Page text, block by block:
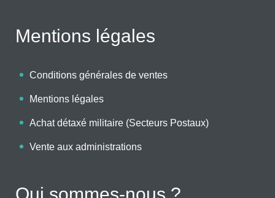
Mentions légales
Conditions générales de ventes
Mentions légales
Achat détaxé militaire (Secteurs Postaux)
Vente aux administrations
Qui sommes-nous ?